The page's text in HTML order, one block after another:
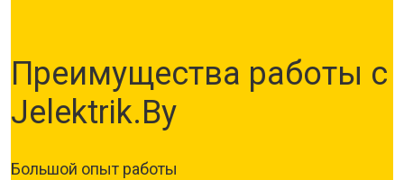
Преимущества работы с
Jelektrik.By
Большой опыт работы